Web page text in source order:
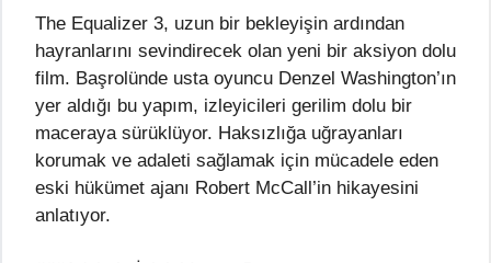
The Equalizer 3, uzun bir bekleyişin ardından
hayranlarını sevindirecek olan yeni bir aksiyon dolu
film. Başrolünde usta oyuncu Denzel Washington’ın
yer aldığı bu yapım, izleyicileri gerilim dolu bir
maceraya sürüklüyor. Haksızlığa uğrayanları
korumak ve adaleti sağlamak için mücadele eden
eski hükümet ajanı Robert McCall’in hikayesini
anlatıyor.